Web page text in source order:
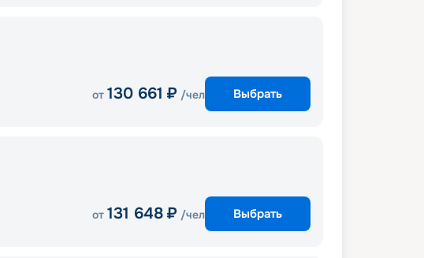
от 130 661 ₽ /чел Выбрать
от 131 648 ₽ /чел Выбрать